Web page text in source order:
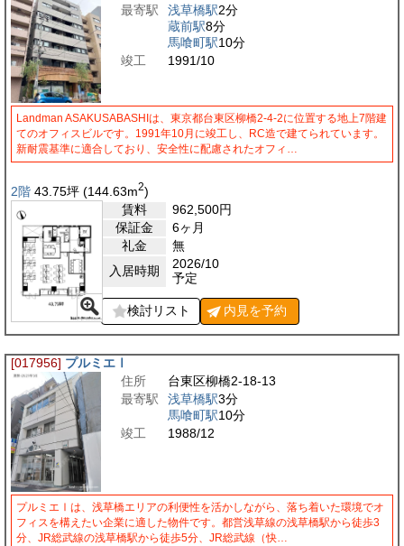
最寄駅
浅草橋駅2分
蔵前駅8分
馬喰町駅10分
竣工
1991/10
Landman ASAKUSABASHIは、東京都台東区柳橋2-4-2に位置する地上7階建
てのオフィスビルです。1991年10月に竣工し、RC造で建てられています。
新耐震基準に適合しており、安全性に配慮されたオフィ…
2階 43.75坪 (144.63m2)
賃料
962,500円
保証金
6ヶ月
礼金
無
入居時期
2026/10
予定
検討リスト 内見を予約
[017956] プルミエⅠ
住所
台東区柳橋2-18-13
最寄駅
浅草橋駅3分
馬喰町駅10分
竣工
1988/12
プルミエⅠは、浅草橋エリアの利便性を活かしながら、落ち着いた環境でオ
フィスを構えたい企業に適した物件です。都営浅草線の浅草橋駅から徒歩3
分、JR総武線の浅草橋駅から徒歩5分、JR総武線（快…